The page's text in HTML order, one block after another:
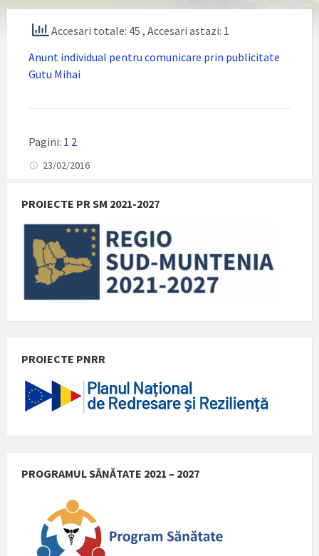
Accesari totale: 45 , Accesari astazi: 1
Anunt individual pentru comunicare prin publicitate
Gutu Mihai
Pagini: 1 2
23/02/2016
PROIECTE PR SM 2021-2027
PROIECTE PNRR
PROGRAMUL SĂNĂTATE 2021 – 2027